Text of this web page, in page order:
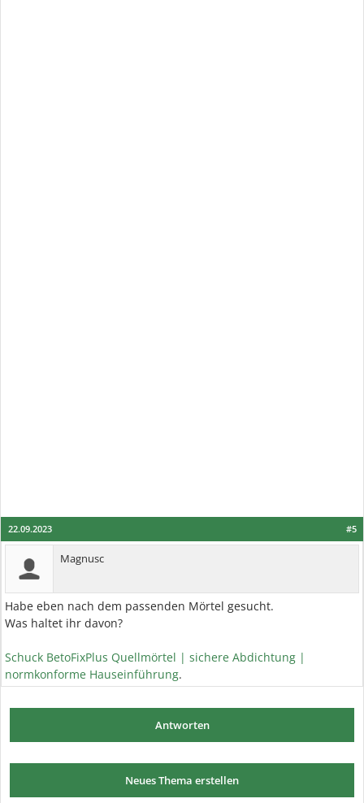
#5
22.09.2023
Magnusc
Habe eben nach dem passenden Mörtel gesucht.
Was haltet ihr davon?
Schuck BetoFixPlus Quellmörtel | sichere Abdichtung |
normkonforme Hauseinführung.
Antworten
Neues Thema erstellen